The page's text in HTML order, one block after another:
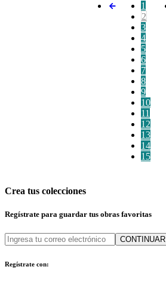
1
2
3
4
5
6
7
8
9
10
11
12
13
14
15
Crea tus colecciones
Regístrate para guardar tus obras favoritas
CONTINUAR
Regístrate con: